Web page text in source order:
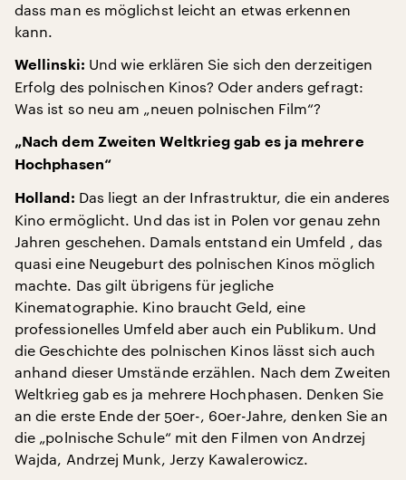
dass man es möglichst leicht an etwas erkennen
kann.
Wellinski: Und wie erklären Sie sich den derzeitigen
Erfolg des polnischen Kinos? Oder anders gefragt:
Was ist so neu am „neuen polnischen Film“?
„Nach dem Zweiten Weltkrieg gab es ja mehrere
Hochphasen“
Holland: Das liegt an der Infrastruktur, die ein anderes
Kino ermöglicht. Und das ist in Polen vor genau zehn
Jahren geschehen. Damals entstand ein Umfeld , das
quasi eine Neugeburt des polnischen Kinos möglich
machte. Das gilt übrigens für jegliche
Kinematographie. Kino braucht Geld, eine
professionelles Umfeld aber auch ein Publikum. Und
die Geschichte des polnischen Kinos lässt sich auch
anhand dieser Umstände erzählen. Nach dem Zweiten
Weltkrieg gab es ja mehrere Hochphasen. Denken Sie
an die erste Ende der 50er-, 60er-Jahre, denken Sie an
die „polnische Schule“ mit den Filmen von Andrzej
Wajda, Andrzej Munk, Jerzy Kawalerowicz.